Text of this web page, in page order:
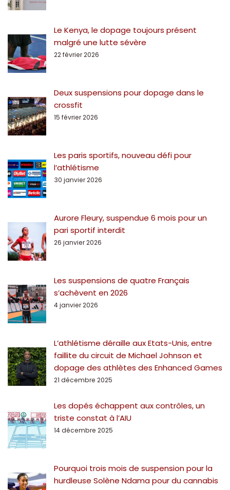
Le Kenya, le dopage toujours présent
malgré une lutte sévère
22 février 2026
Deux suspensions pour dopage dans le
crossfit
15 février 2026
Les paris sportifs, nouveau défi pour
l’athlétisme
30 janvier 2026
Aurore Fleury, suspendue 6 mois pour un
pari sportif interdit
26 janvier 2026
Les suspensions de quatre Français
s’achèvent en 2026
4 janvier 2026
L’athlétisme déraille aux Etats-Unis, entre
faillite du circuit de Michael Johnson et
dopage des athlètes des Enhanced Games
21 décembre 2025
Les dopés échappent aux contrôles, un
triste constat à l’AIU
14 décembre 2025
Pourquoi trois mois de suspension pour la
hurdleuse Solène Ndama pour du cannabis